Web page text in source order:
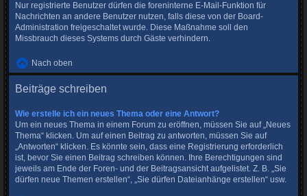
Nur registrierte Benutzer dürfen die foreninterne E-Mail-Funktion für
Nachrichten an andere Benutzer nutzen, falls diese von der Board-
Administration freigeschaltet wurde. Diese Maßnahme soll den
Missbrauch dieses Systems durch Gäste verhindern.
Nach oben
Beiträge schreiben
Wie erstelle ich ein neues Thema oder eine Antwort?
Um ein neues Thema in einem Forum zu eröffnen, müssen Sie auf „Neues
Thema“ klicken. Um auf einen Beitrag zu antworten, müssen Sie auf
„Antworten“ klicken. Es könnte sein, dass eine Registrierung erforderlich
ist, bevor Sie einen Beitrag schreiben können. Ihre Berechtigungen sind
jeweils am Ende der Foren- und der Beitragsansicht aufgelistet. Z. B. „Sie
dürfen neue Themen erstellen“, „Sie dürfen Dateianhänge erstellen“ usw.